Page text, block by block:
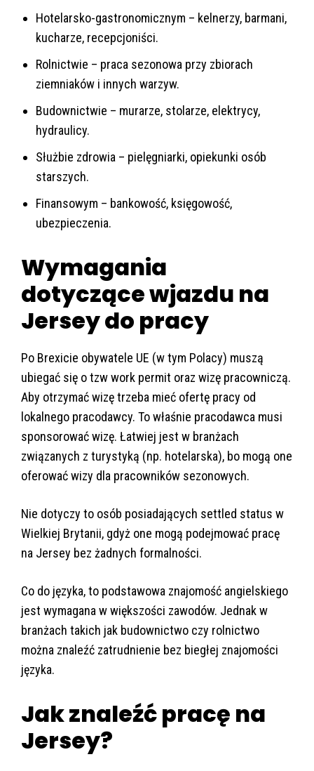
Hotelarsko-gastronomicznym – kelnerzy, barmani,
kucharze, recepcjoniści.
Rolnictwie – praca sezonowa przy zbiorach
ziemniaków i innych warzyw.
Budownictwie – murarze, stolarze, elektrycy,
hydraulicy.
Służbie zdrowia – pielęgniarki, opiekunki osób
starszych.
Finansowym – bankowość, księgowość,
ubezpieczenia.
Wymagania
dotyczące wjazdu na
Jersey do pracy
Po Brexicie obywatele UE (w tym Polacy) muszą
ubiegać się o tzw work permit oraz wizę pracowniczą.
Aby otrzymać wizę trzeba mieć ofertę pracy od
lokalnego pracodawcy. To właśnie pracodawca musi
sponsorować wizę. Łatwiej jest w branżach
związanych z turystyką (np. hotelarska), bo mogą one
oferować wizy dla pracowników sezonowych.
Nie dotyczy to osób posiadających settled status w
Wielkiej Brytanii, gdyż one mogą podejmować pracę
na Jersey bez żadnych formalności.
Co do języka, to podstawowa znajomość angielskiego
jest wymagana w większości zawodów. Jednak w
branżach takich jak budownictwo czy rolnictwo
można znaleźć zatrudnienie bez biegłej znajomości
języka.
Jak znaleźć pracę na
Jersey?